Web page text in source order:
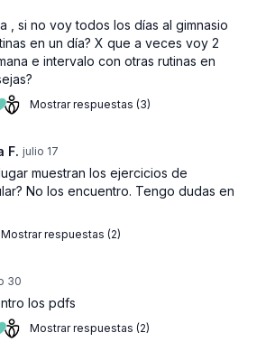
, si no voy todos los días al gimnasio
en un día? X que a veces voy 2
e intervalo con otras rutinas en
Mostrar respuestas (3)
F. julio 17
muestran los ejercicios de
No los encuentro. Tengo dudas en
Mostrar respuestas (2)
30
los pdfs
Mostrar respuestas (2)